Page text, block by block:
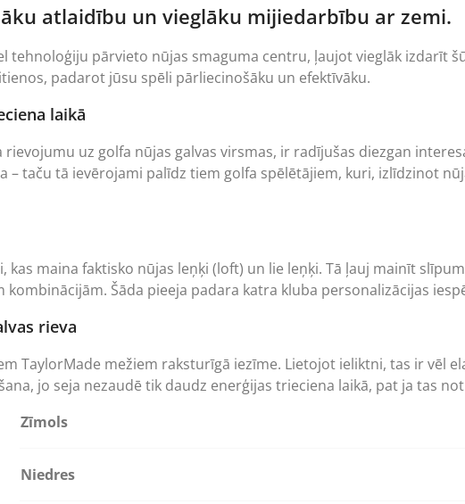
atlaidību un vieglāku mijiedarbību ar zemi.
tehnoloģiju pārvieto nūjas smaguma centru, ļaujot vieglāk izdarīt
padarot jūsu spēli pārliecinošāku un efektīvāku.
laikā
uz golfa nūjas galvas virsmas, ir radījušas diezgan
– taču tā ievērojami palīdz tiem golfa spēlētājiem, kuri, izlīdzinot
maina faktisko nūjas leņķi (loft) un lie leņķi. Tā ļauj mainīt
Šāda pieeja padara katra kluba personalizācijas
rieva
TaylorMade mežiem raksturīgā iezīme. Lietojot ieliktni, tas ir vēl
jo seja nezaudē tik daudz enerģijas trieciena laikā, pat ja tas
Zīmols
Niedres